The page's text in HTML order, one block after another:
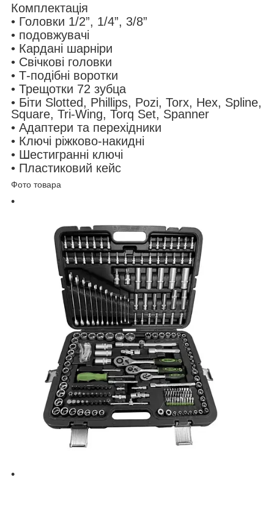
Комплектація
• Головки 1/2”, 1/4”, 3/8”
• подовжувачі
• Кардані шарніри
• Свічкові головки
• Т-подібні воротки
• Трещотки 72 зубца
• Біти Slotted, Phillips, Pozi, Torx, Hex, Spline,
Square, Tri-Wing, Torq Set, Spanner
• Адаптери та перехідники
• Ключі ріжково-накидні
• Шестигранні ключі
• Пластиковий кейс
Фото товара